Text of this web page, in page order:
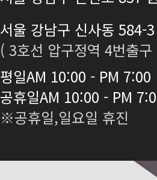
서울 강남구 신사동 584-
( 3호선 압구정역 4번출
평일AM 10:00 - PM 7:00
공휴일AM 10:00 - PM
※공휴일,일요일 휴진